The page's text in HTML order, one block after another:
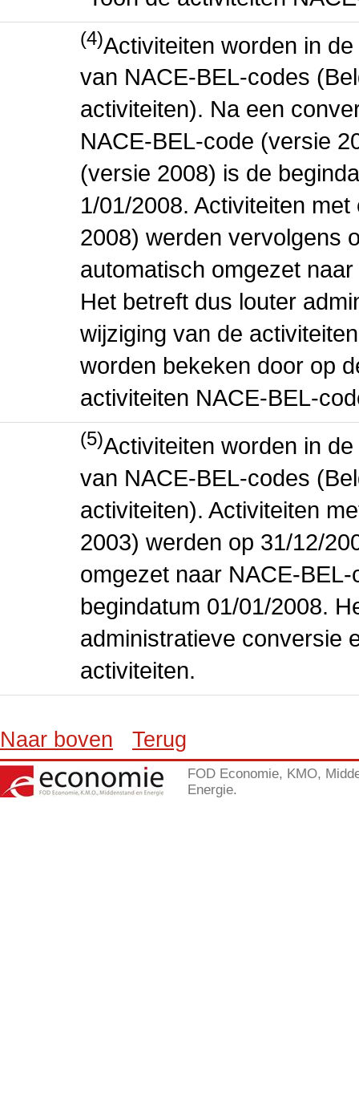
(4)Activiteiten worden in
van NACE-BEL-codes
activiteiten). Na een
NACE-BEL-code (versie
(versie 2008) is de
1/01/2008. Activiteiten
2008) werden vervolgens
automatisch omgezet
Het betreft dus louter
wijziging van de
worden bekeken door op
activiteiten NACE-BEL-
(5)Activiteiten worden in
van NACE-BEL-codes
activiteiten). Activiteiten
2003) werden op 31/12/
omgezet naar NACE-
begindatum 01/01/2008.
administratieve conversie
activiteiten.
Naar boven Terug
FOD Economie, KMO,
Energie.